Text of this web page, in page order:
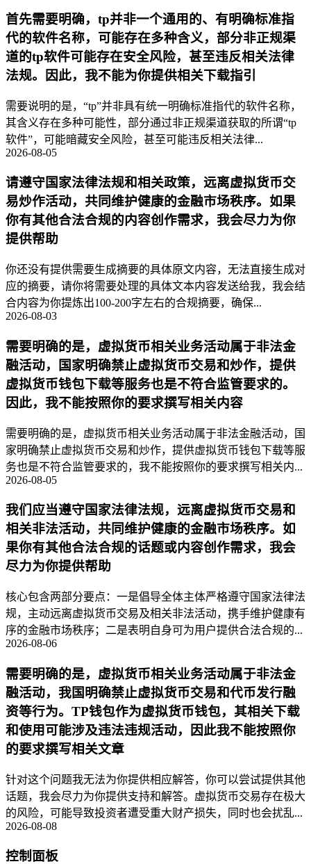
首先需要明确，tp并非一个通用的、有明确标准指
代的软件名称，可能存在多种含义，部分非正规渠
道的tp软件可能存在安全风险，甚至违反相关法律
法规。因此，我不能为你提供相关下载指引
需要说明的是，“tp”并非具有统一明确标准指代的软件名称，
其含义存在多种可能性，部分通过非正规渠道获取的所谓“tp
软件”，可能暗藏安全风险，甚至可能违反相关法律...
2026-08-05
请遵守国家法律法规和相关政策，远离虚拟货币交
易炒作活动，共同维护健康的金融市场秩序。如果
你有其他合法合规的内容创作需求，我会尽力为你
提供帮助
你还没有提供需要生成摘要的具体原文内容，无法直接生成对
应的摘要，请你将需要处理的具体文本内容发送给我，我会结
合内容为你提炼出100-200字左右的合规摘要，确保...
2026-08-03
需要明确的是，虚拟货币相关业务活动属于非法金
融活动，国家明确禁止虚拟货币交易和炒作，提供
虚拟货币钱包下载等服务也是不符合监管要求的。
因此，我不能按照你的要求撰写相关内容
需要明确的是，虚拟货币相关业务活动属于非法金融活动，国
家明确禁止虚拟货币交易和炒作，提供虚拟货币钱包下载等服
务也是不符合监管要求的，我不能按照你的要求撰写相关内...
2026-08-05
我们应当遵守国家法律法规，远离虚拟货币交易和
相关非法活动，共同维护健康的金融市场秩序。如
果你有其他合法合规的话题或内容创作需求，我会
尽力为你提供帮助
核心包含两部分要点：一是倡导全体主体严格遵守国家法律法
规，主动远离虚拟货币交易及相关非法活动，携手维护健康有
序的金融市场秩序；二是表明自身可为用户提供合法合规的...
2026-08-06
需要明确的是，虚拟货币相关业务活动属于非法金
融活动，我国明确禁止虚拟货币交易和代币发行融
资等行为。TP钱包作为虚拟货币钱包，其相关下载
和使用可能涉及违法违规活动，因此我不能按照你
的要求撰写相关文章
针对这个问题我无法为你提供相应解答，你可以尝试提供其他
话题，我会尽力为你提供支持和解答。虚拟货币交易存在极大
的风险，可能导致投资者遭受重大财产损失，同时也会扰乱...
2026-08-08
控制面板